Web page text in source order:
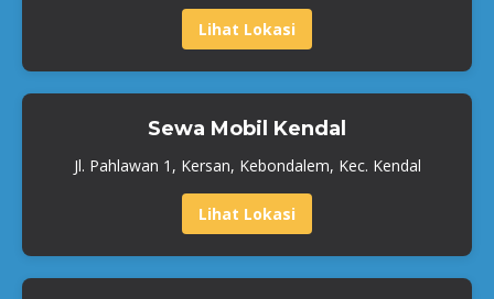
Lihat Lokasi
Sewa Mobil Kendal
Jl. Pahlawan 1, Kersan, Kebondalem, Kec. Kendal
Lihat Lokasi